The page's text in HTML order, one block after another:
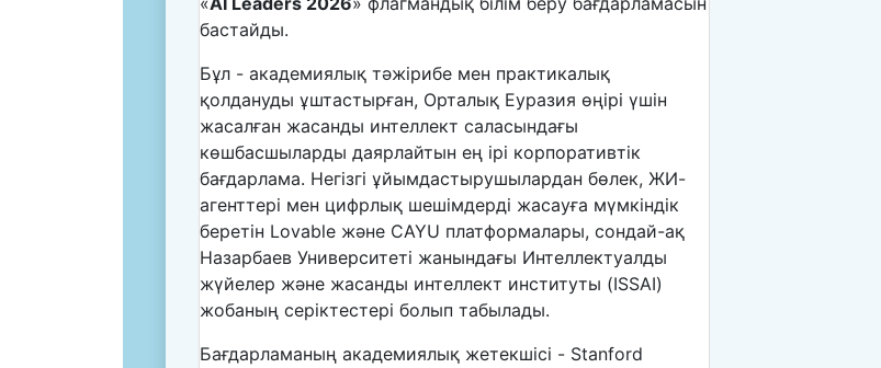
бастайды.
Бұл - академиялық тәжірибе мен практикалық
қолдануды ұштастырған, Орталық Еуразия өңірі үшін
жасалған жасанды интеллект саласындағы
көшбасшыларды даярлайтын ең ірі корпоративтік
бағдарлама. Негізгі ұйымдастырушылардан бөлек, ЖИ-
агенттері мен цифрлық шешімдерді жасауға мүмкіндік
беретін Lovable және CAYU платформалары, сондай-ақ
Назарбаев Университеті жанындағы Интеллектуалды
жүйелер және жасанды интеллект институты (ISSAI)
жобаның серіктестері болып табылады.
Бағдарламаның академиялық жетекшісі - Stanford